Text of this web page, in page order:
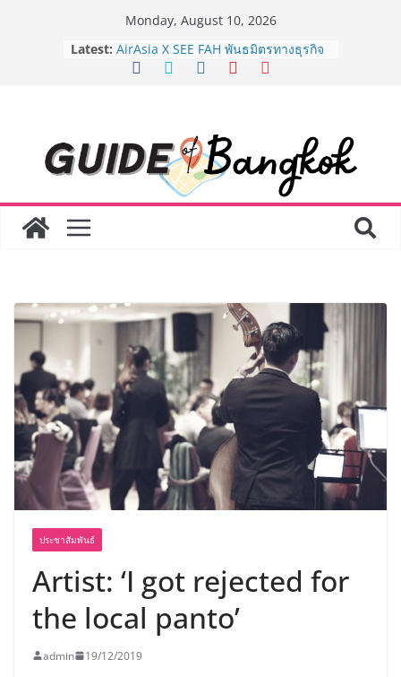
Monday, August 10, 2026
Latest: 8.8 “ซูเลียน” รวมพลังนักธุรกิจทั่ว
ประเทศ จัดประชุมใหญ่แห่งปี พบ CEO
ยาวนานกว่า 20 ปี ต่อยอดเสิร์ฟความ
อร่อย ยกเมนูระดับตำนาน “ข้าวหน้าไก่
ราชวงศ์” พุ่งทะยานสู่น่านฟ้า
BEDO จัดงาน Thailand Nature
Positive Forum 2026 ภายใต้หัวข้อ
Lord” เปิดสงครามกิลด์ข้ามประเทศ
ฉลองเซิร์ฟเวอร์ใหม่ เฮเลนา
Guangzhou Yinghao School เผยวิสัย
ทัศน์การศึกษาที่พร้อมรับอนาคต “เราไม่
ได้เตรียมนักเรียนเพียงเพื่อก้าวเข้าสู่
มหาวิทยาลัยเท่านั้น แต่ยังเตรียมพวก
เขาให้พร้อมเป็นผู้กำหนดอนาคต”
ประชาสัมพันธ์
Artist: ‘I got rejected for
the local panto’
admin 19/12/2019